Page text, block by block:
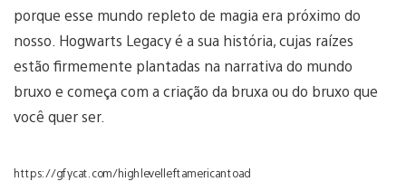
porque esse mundo repleto de magia era próximo do
nosso. Hogwarts Legacy é a sua história, cujas raízes
estão firmemente plantadas na narrativa do mundo
bruxo e começa com a criação da bruxa ou do bruxo que
você quer ser.
https://gfycat.com/highlevelleftamericantoad